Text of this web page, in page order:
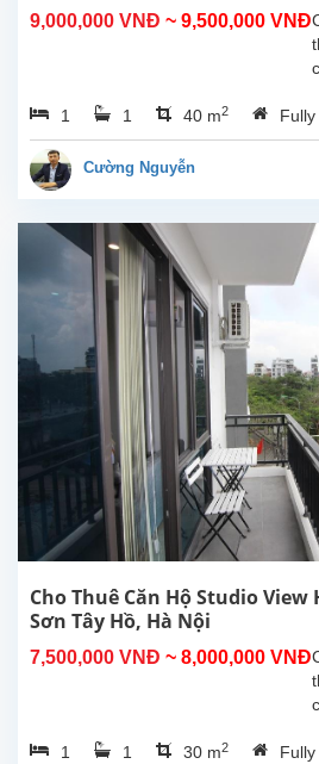
9,000,000 VNĐ ~ 9,500,000 VNĐ
1 1 40 m2
Cường Nguyễn
Cho Thuê Căn Hộ Studio View
Sơn Tây Hồ, Hà Nội
7,500,000 VNĐ ~ 8,000,000 VNĐ
1 1 30 m2